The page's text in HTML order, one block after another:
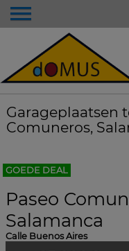
Garageplaatsen
Comuneros,
GOEDE DEAL
Paseo
Salamanca
Calle Buenos Aires